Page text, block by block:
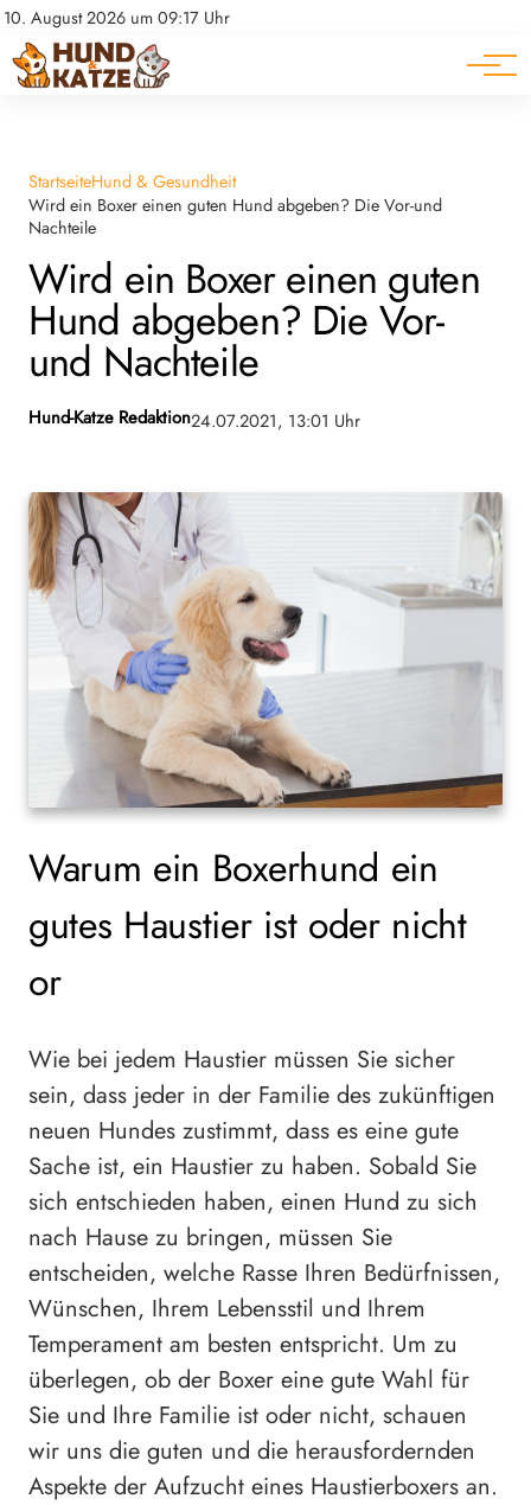
10. August 2026 um 09:17 Uhr
Datenschutz
Impressum
Pferde
Ratgeber
StartseiteHund & Gesundheit
Wird ein Boxer einen guten Hund abgeben? Die Vor-und
Nachteile
Wird ein Boxer einen guten
Hund abgeben? Die Vor-
und Nachteile
Hund-Katze Redaktion24.07.2021, 13:01 Uhr
Warum ein Boxerhund ein
gutes Haustier ist oder nicht
or
Wie bei jedem Haustier müssen Sie sicher
sein, dass jeder in der Familie des zukünftigen
neuen Hundes zustimmt, dass es eine gute
Sache ist, ein Haustier zu haben. Sobald Sie
sich entschieden haben, einen Hund zu sich
nach Hause zu bringen, müssen Sie
entscheiden, welche Rasse Ihren Bedürfnissen,
Wünschen, Ihrem Lebensstil und Ihrem
Temperament am besten entspricht. Um zu
überlegen, ob der Boxer eine gute Wahl für
Sie und Ihre Familie ist oder nicht, schauen
wir uns die guten und die herausfordernden
Aspekte der Aufzucht eines Haustierboxers an.